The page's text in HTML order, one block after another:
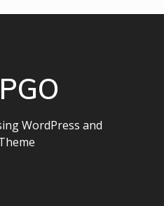
WordPress and